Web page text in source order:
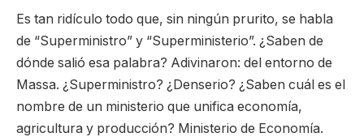
Es tan ridículo todo que, sin ningún prurito, se habla
de “Superministro” y “Superministerio”. ¿Saben de
dónde salió esa palabra? Adivinaron: del entorno de
Massa. ¿Superministro? ¿Denserio? ¿Saben cuál es el
nombre de un ministerio que unifica economía,
agricultura y producción? Ministerio de Economía.